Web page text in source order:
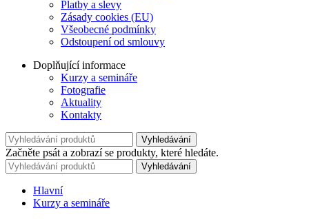
Platby a slevy
Zásady cookies (EU)
Všeobecné podmínky
Odstoupení od smlouvy
Doplňující informace
Kurzy a semináře
Fotografie
Aktuality
Kontakty
Vyhledávání
Začněte psát a zobrazí se produkty, které hledáte.
Vyhledávání
Hlavní
Kurzy a semináře